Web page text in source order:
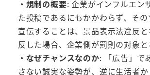
・規制の概要: 企業がインフルエン
た投稿であるにもかかわらず、そ
宣伝することは、景品表示法違反
反した場合、企業側が罰則の対象と
・なぜチャンスなのか: 「広告」で
さない誠実な姿勢が、逆に生活者